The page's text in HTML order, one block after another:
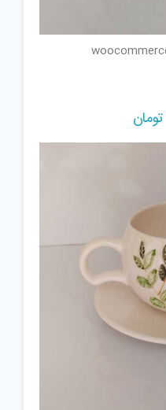
تومان